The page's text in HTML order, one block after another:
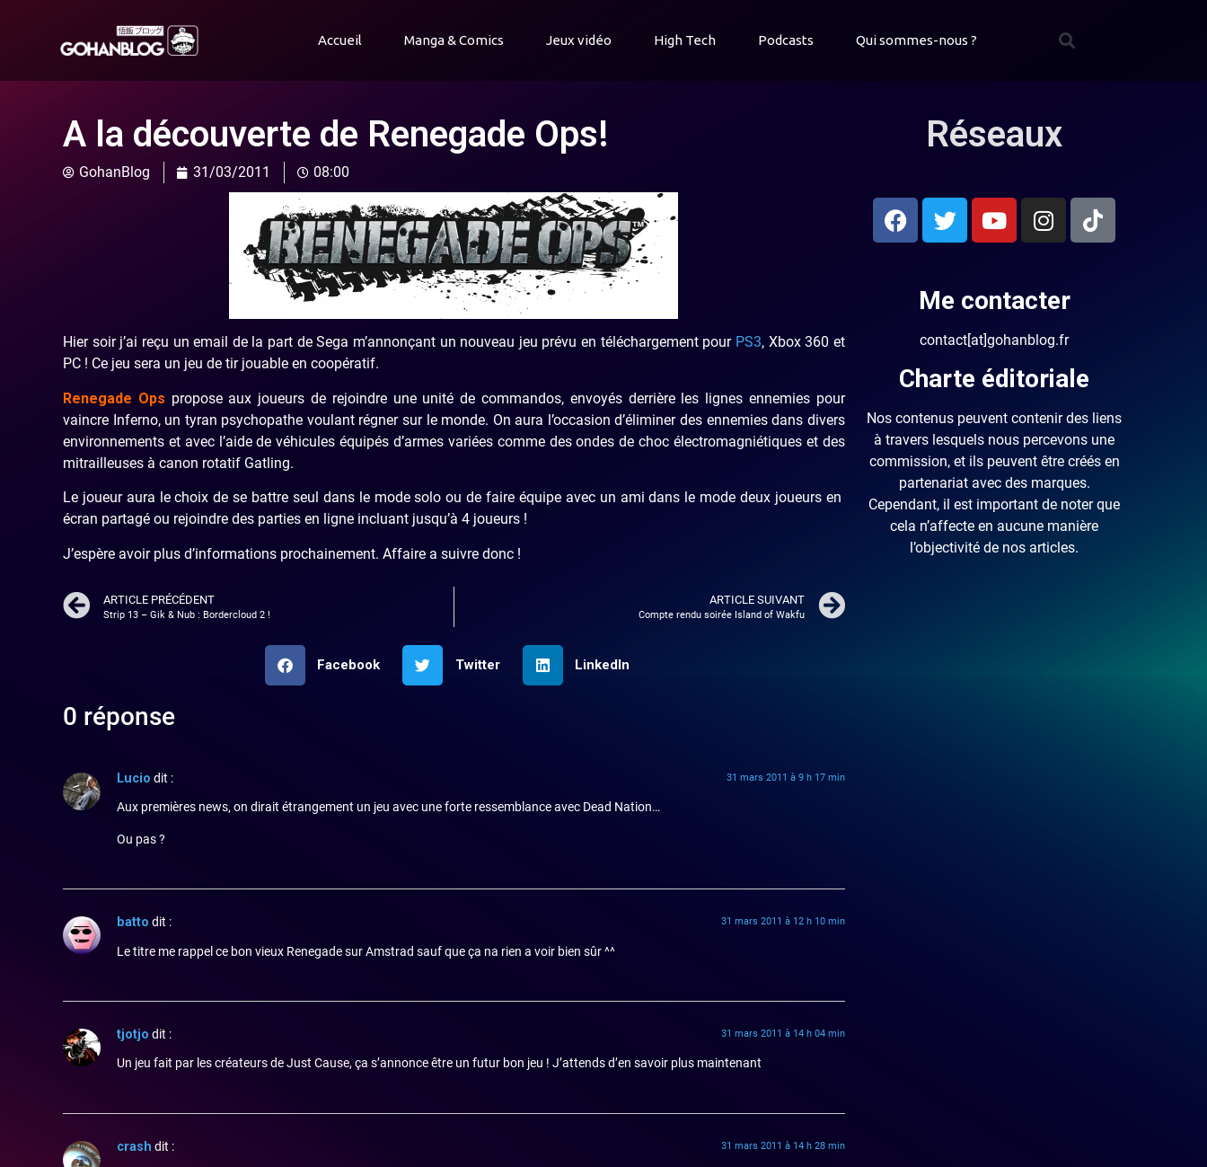
Accueil Manga & Comics Jeux vidéo High Tech Podcasts Qui sommes-nous ?
A la découverte de Renegade Ops!
GohanBlog 31/03/2011 08:00
Hier soir j’ai reçu un email de la part de Sega m’annonçant un nouveau jeu prévu en téléchargement pour PS3, Xbox 360 et
PC ! Ce jeu sera un jeu de tir jouable en coopératif.
Renegade Ops propose aux joueurs de rejoindre une unité de commandos, envoyés derrière les lignes ennemies pour
vaincre Inferno, un tyran psychopathe voulant régner sur le monde. On aura l’occasion d’éliminer des ennemies dans divers
environnements et avec l’aide de véhicules équipés d’armes variées comme des ondes de choc électromagniétiques et des
mitrailleuses à canon rotatif Gatling.
Le joueur aura le choix de se battre seul dans le mode solo ou de faire équipe avec un ami dans le mode deux joueurs en
écran partagé ou rejoindre des parties en ligne incluant jusqu’à 4 joueurs !
J’espère avoir plus d’informations prochainement. Affaire a suivre donc !
ARTICLE PRÉCÉDENT
Strip 13 – Gik & Nub : Bordercloud 2 !
ARTICLE SUIVANT
Compte rendu soirée Island of Wakfu
Facebook Twitter LinkedIn
0 réponse
Lucio dit : 31 mars 2011 à 9 h 17 min
Aux premières news, on dirait étrangement un jeu avec une forte ressemblance avec Dead Nation…
Ou pas ?
batto dit : 31 mars 2011 à 12 h 10 min
Le titre me rappel ce bon vieux Renegade sur Amstrad sauf que ça na rien a voir bien sûr ^^
tjotjo dit : 31 mars 2011 à 14 h 04 min
Un jeu fait par les créateurs de Just Cause, ça s’annonce être un futur bon jeu ! J’attends d’en savoir plus maintenant
crash dit : 31 mars 2011 à 14 h 28 min
Réseaux
Me contacter
contact[at]gohanblog.fr
Charte éditoriale
Nos contenus peuvent contenir des liens
à travers lesquels nous percevons une
commission, et ils peuvent être créés en
partenariat avec des marques.
Cependant, il est important de noter que
cela n’affecte en aucune manière
l’objectivité de nos articles.